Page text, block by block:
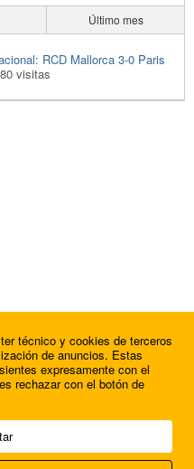
Último mes
RCD Mallorca 3-0 Paris
visitas
SL.
técnico y cookies de terceros
de anuncios. Estas
expresamente con el
rechazar con el botón de